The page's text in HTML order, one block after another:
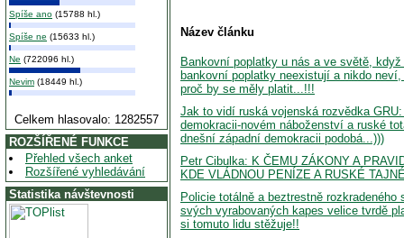
Spíše ano (15788 hl.)
Spíše ne (15633 hl.)
Ne (722096 hl.)
Nevim (18449 hl.)
Celkem hlasovalo: 1282557
ROZŠÍŘENÉ FUNKCE
Přehled všech anket
Rozšířené vyhledávání
Statistika návštevnosti
Název článku
Bankovní poplatky u nás a ve světě, když
bankovní poplatky neexistují a nikdo
proč by se měly platit...!!!
Jak to vidí ruská vojenská rozvědka
demokracii-novém náboženství a ruské
dnešní západní demokracii podobá...)))
Petr Cibulka: K ČEMU ZÁKONY A
KDE VLÁDNOU PENÍZE A RUSKÉ
Policie totálně a beztrestně rozkradeného
svých vyrabovaných kapes velice tvrdě
si tomuto lidu stěžuje!!